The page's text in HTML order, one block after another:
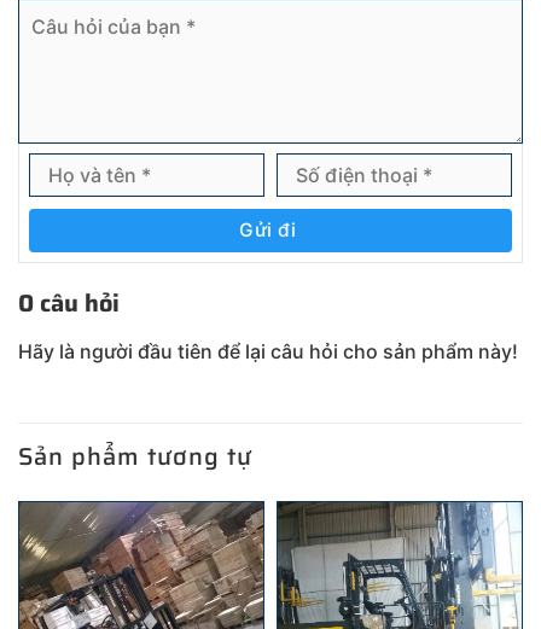
Gửi đi
0 câu hỏi
Hãy là người đầu tiên để lại câu hỏi cho sản phẩm này!
Sản phẩm tương tự